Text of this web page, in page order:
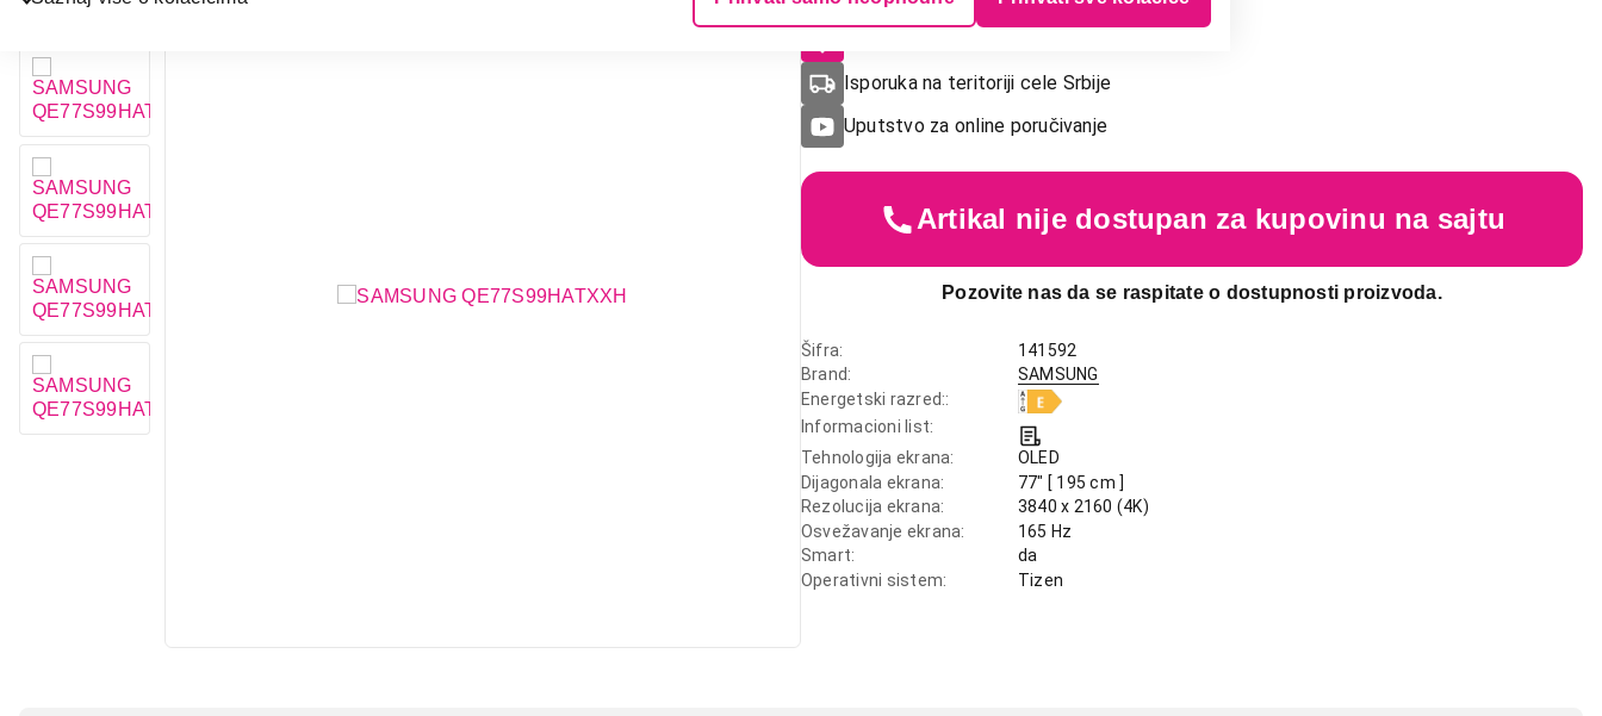
Bela tehnika
TV, audio, video i foto
IT & Gaming
Mobilni telefoni i tableti
Mali kućni aparati
Mali kuhinjski aparati
Sport i putovanje
Isporuka na teritoriji cele Srbije
Uputstvo za online poručivanje
Šifra
141592
Brand
SAMSUNG
Energetski razred:
Informacioni list
Tehnologija ekrana
OLED
Dijagonala ekrana
77" [ 195 cm ]
Rezolucija ekrana
3840 x 2160 (4K)
Osvežavanje ekrana
165 Hz
Smart
da
Operativni sistem
Tizen
Artikal nije dostupan za kupovinu na sajtu
Pozovite nas da se raspitate o dostupnosti proizvoda.